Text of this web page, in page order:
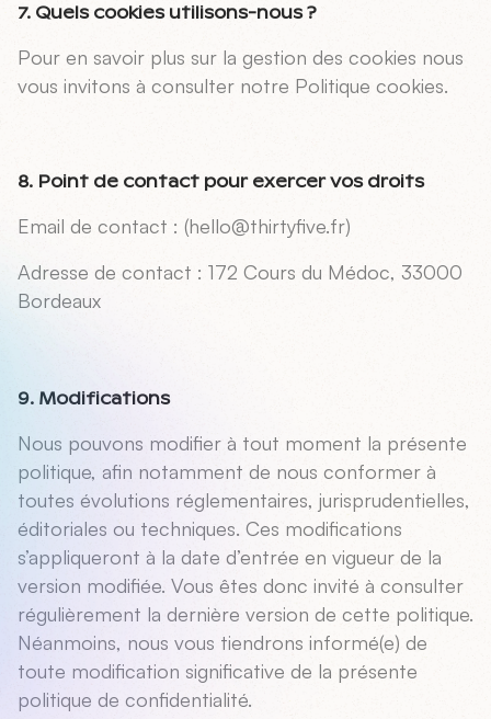
7. Quels cookies utilisons-nous ?
Pour en savoir plus sur la gestion des cookies nous
vous invitons à consulter notre Politique cookies.
8. Point de contact pour exercer vos droits
Email de contact : (hello@thirtyfive.fr)
Adresse de contact : 172 Cours du Médoc, 33000
Bordeaux
9. Modifications
Nous pouvons modifier à tout moment la présente
politique, afin notamment de nous conformer à
toutes évolutions réglementaires, jurisprudentielles,
éditoriales ou techniques. Ces modifications
s’appliqueront à la date d’entrée en vigueur de la
version modifiée. Vous êtes donc invité à consulter
régulièrement la dernière version de cette politique.
Néanmoins, nous vous tiendrons informé(e) de
toute modification significative de la présente
politique de confidentialité.